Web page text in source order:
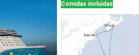
Comidas incluidas